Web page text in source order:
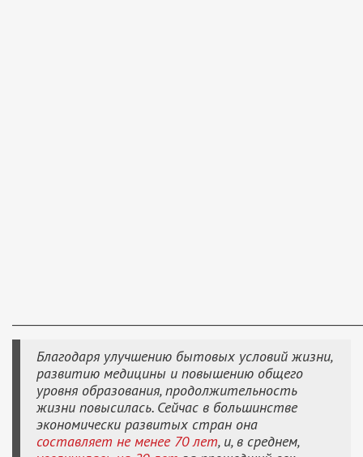
Благодаря улучшению бытовых условий жизни,
развитию медицины и повышению общего
уровня образования, продолжительность
жизни повысилась. Сейчас в большинстве
экономически развитых стран она
составляет не менее 70 лет, и, в среднем,